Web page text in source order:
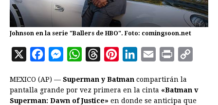
Johnson en la serie "Ballers de HBO". Foto: comingsoon.net
X
c
e
M
s
s
W
a
t
r
e
n
t
n
k
a
i
i
n
y
MEXICO (AP) — Superman y Batman compartirán la
pantalla grande por vez primera en la cinta «Batman v
Superman: Dawn of Justice» en donde se anticipa que